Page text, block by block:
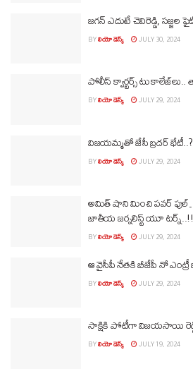
జగన్‌ ఎదుటే చెవిరెడ్డి, సజ్జల
BYలియో డెస్క్ JULY 30, 2024
పోలీస్‌ క్వార్టర్స్‌ టు
BYలియో డెస్క్ JULY 29, 2024
విజయమ్మతో జేసీ బ్రదర్
BYలియో డెస్క్ JULY 29, 2024
అమిత్‌ షాని మించి పవర్‌
జాతీయ జర్నలిస్ట్‌ యూ టర్న్‌..!!
BYలియో డెస్క్ JULY 29, 2024
ఆ వైసీపీ నేతకి బీజేపీ నో ఎంట్రీ
BYలియో డెస్క్ JULY 29, 2024
సాక్షికి పోటీగా విజయసాయి
BYలియో డెస్క్ JULY 19, 2024